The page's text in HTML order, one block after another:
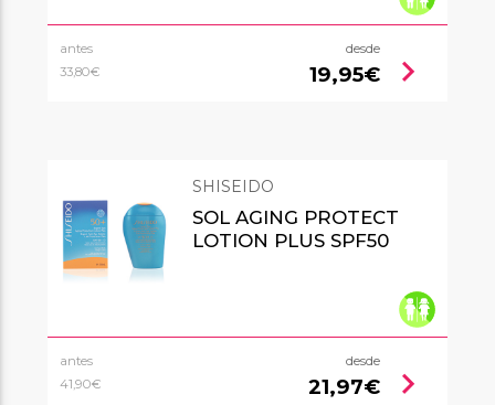
antes
33,80€
desde
19,95€ chevron_right
SHISEIDO
SOL AGING PROTECT
LOTION PLUS SPF50
antes
41,90€
desde
21,97€ chevron_right